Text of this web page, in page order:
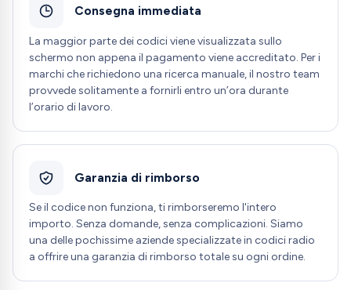
Consegna immediata
La maggior parte dei codici viene visualizzata sullo
schermo non appena il pagamento viene accreditato. Per i
marchi che richiedono una ricerca manuale, il nostro team
provvede solitamente a fornirli entro un’ora durante
l’orario di lavoro.
Garanzia di rimborso
Se il codice non funziona, ti rimborseremo l'intero
importo. Senza domande, senza complicazioni. Siamo
una delle pochissime aziende specializzate in codici radio
a offrire una garanzia di rimborso totale su ogni ordine.